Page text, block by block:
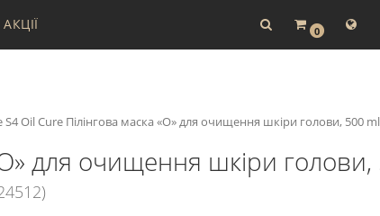
0
АКЦІЇ
S4 Oil Cure Пілінгова маска «О» для очищення шкіри голови, 500 ml
для очищення шкіри